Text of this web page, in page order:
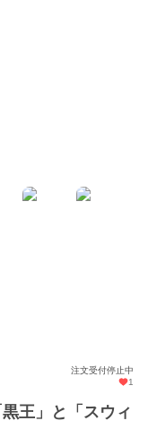
注文受付停止中
1
王」と「スウィ